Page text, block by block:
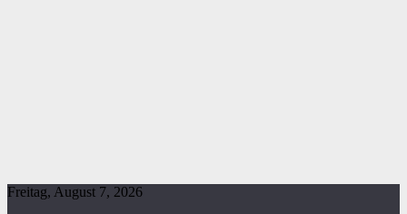
Freitag, August 7, 2026